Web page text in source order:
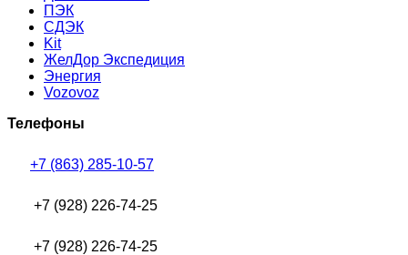
ПЭК
СДЭК
Kit
ЖелДор Экспедиция
Энергия
Vozovoz
Телефоны
+7 (863) 285-10-57
+7 (928) 226-74-25
+7 (928) 226-74-25